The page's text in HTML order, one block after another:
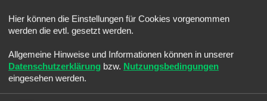
Letzter Beitrag vonRalph«Sa 25. Jun 2022, 08:45
Verfasst inSmaltalk
Letzter Beitrag von Ralph «Sa 25. Jun 2022, 08:30
Verfasst inSpiele & Co.
Umbauwagen ROCO
Letzter Beitrag von
Hier können die Einstellungen für Cookies vorgenommen
werden die evtl. gesetzt werden.
Allgemeine Hinweise und Informationen können in unserer
Datenschutzerklärung bzw. Nutzungsbedingungen
eingesehen werden.